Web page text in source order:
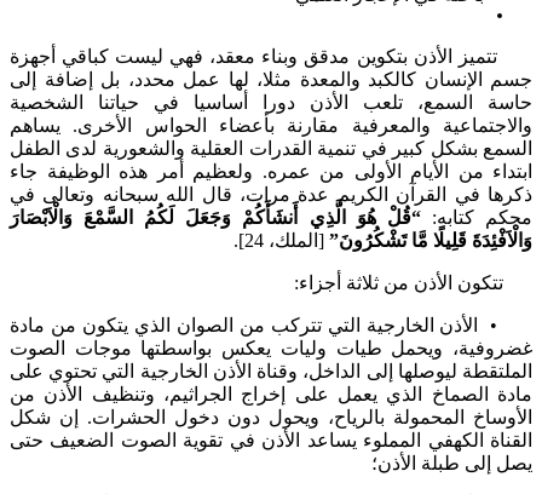
الأذن بتكوين مدقق وبناء معقد، فهي ليست كباقي أجهزة
كالكبد والمعدة مثلا، لها عمل محدد، بل إضافة إلى
السمع، تلعب الأذن دورا أساسيا في حياتنا الشخصية
والمعرفية مقارنة بأعضاء الحواس الأخرى. يساهم
بشكل كبير في تنمية القدرات العقلية والشعورية لدى الطفل
من الأيام الأولى من عمره. ولعظيم أمر هذه الوظيفة جاء
في القرآن الكريم عدة مرات، قال الله سبحانه وتعالى في
كتابه:“قُلْ هُوَ الَّذِي أَنشَأَكُمْ وَجَعَلَ لَكُمُ السَّمْعَ وَالْاَبْصَارَ
قَلِيلًا مَّا تَشْكُرُونَ”[الملك، 24].
الأذن من ثلاثة أجزاء:
الخارجية التي تتركب من الصوان الذي يتكون من مادة
ويحمل طيات وليات يعكس بواسطتها موجات الصوت
ليوصلها إلى الداخل، وقناة الأذن الخارجية التي تحتوي على
الصماخ الذي يعمل على إخراج الجراثيم، وتنظيف الأذن من
المحمولة بالرياح، ويحول دون دخول الحشرات. إن شكل
الكهفي المملوء يساعد الأذن في تقوية الصوت الضعيف حتى
طبلة الأذن؛